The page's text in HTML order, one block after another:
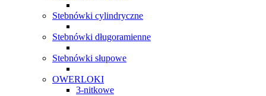
Stebnówki cylindryczne
Stebnówki długoramienne
Stebnówki słupowe
OWERLOKI
3-nitkowe